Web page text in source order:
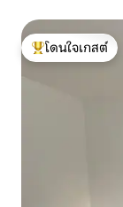
โดนใจเกสต์ที่สุด
โดนใจเกสต์